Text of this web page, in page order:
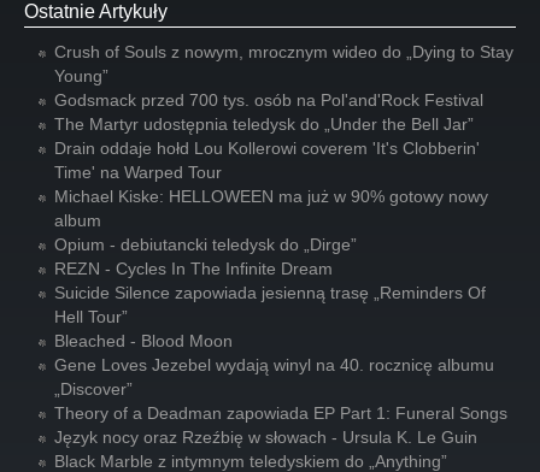
Ostatnie Artykuły
Crush of Souls z nowym, mrocznym wideo do „Dying to Stay
Young”
Godsmack przed 700 tys. osób na Pol'and'Rock Festival
The Martyr udostępnia teledysk do „Under the Bell Jar”
Drain oddaje hołd Lou Kollerowi coverem 'It's Clobberin'
Time' na Warped Tour
Michael Kiske: HELLOWEEN ma już w 90% gotowy nowy
album
Opium - debiutancki teledysk do „Dirge”
REZN - Cycles In The Infinite Dream
Suicide Silence zapowiada jesienną trasę „Reminders Of
Hell Tour”
Bleached - Blood Moon
Gene Loves Jezebel wydają winyl na 40. rocznicę albumu
„Discover”
Theory of a Deadman zapowiada EP Part 1: Funeral Songs
Język nocy oraz Rzeźbię w słowach - Ursula K. Le Guin
Black Marble z intymnym teledyskiem do „Anything”